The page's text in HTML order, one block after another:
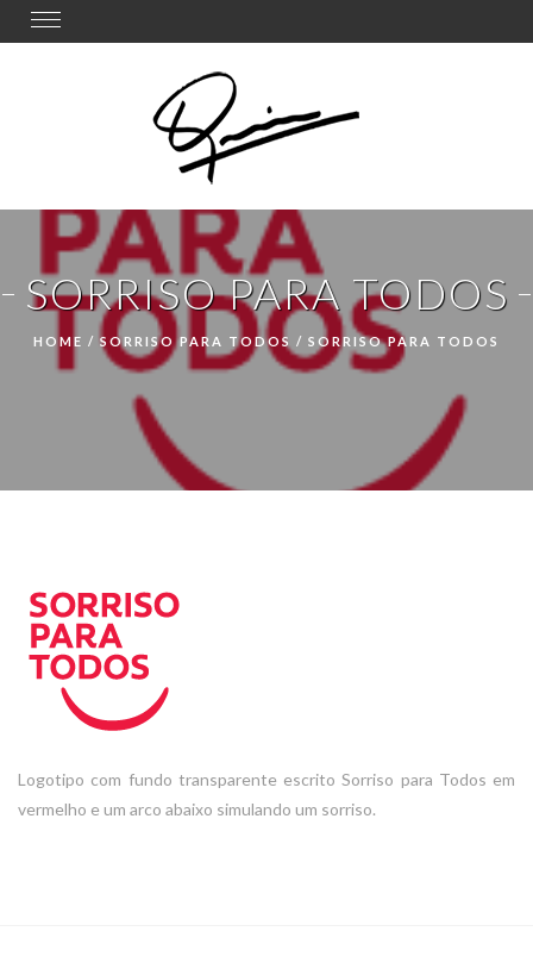
Toggle
navigation
SORRISO PARA TODOS
HOME /SORRISO PARA TODOS / SORRISO PARA TODOS
Logotipo com fundo transparente escrito Sorriso para Todos em
vermelho e um arco abaixo simulando um sorriso.